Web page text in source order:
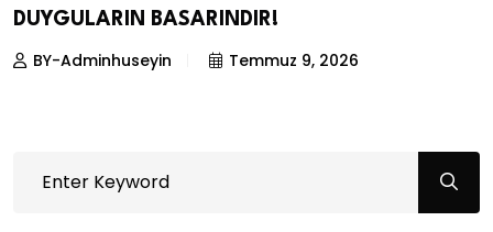
DUYGULARIN BASARINDIR!
BY-Adminhuseyin Temmuz 9, 2026